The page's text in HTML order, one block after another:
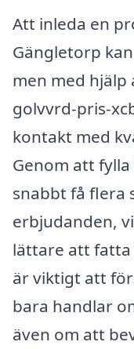
Att inleda en
Gängletorp
men med
golvvrd-pris-
kontakt med
Genom att
snabbt få flera
erbjudanden,
lättare att
är viktigt att
bara handlar
även om att